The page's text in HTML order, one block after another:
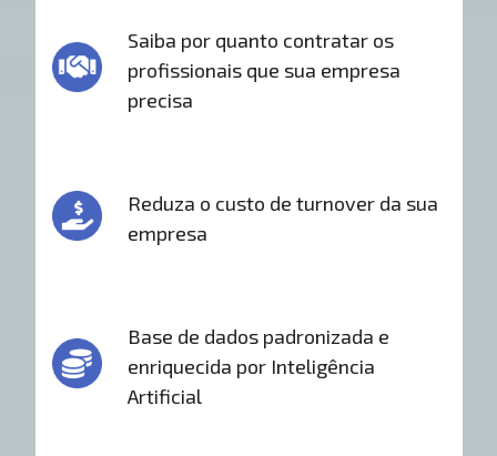
Saiba por quanto contratar os
profissionais que sua empresa
precisa
Reduza o custo de turnover da sua
empresa
Base de dados padronizada e
enriquecida por Inteligência
Artificial